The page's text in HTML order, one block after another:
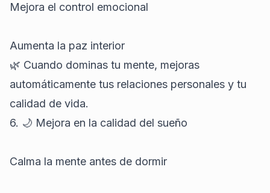
Mejora el control emocional
Aumenta la paz interior
🌿 Cuando dominas tu mente, mejoras
automáticamente tus relaciones personales y tu
calidad de vida.
6. 🌙 Mejora en la calidad del sueño
Calma la mente antes de dormir